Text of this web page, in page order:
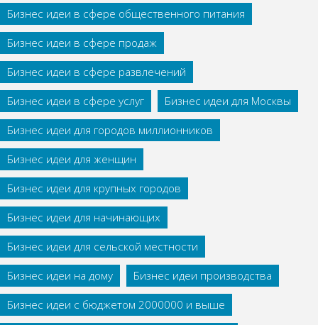
Бизнес идеи в сфере общественного питания
Бизнес идеи в сфере продаж
Бизнес идеи в сфере развлечений
Бизнес идеи в сфере услуг
Бизнес идеи для Москвы
Бизнес идеи для городов миллионников
Бизнес идеи для женщин
Бизнес идеи для крупных городов
Бизнес идеи для начинающих
Бизнес идеи для сельской местности
Бизнес идеи на дому
Бизнес идеи производства
Бизнес идеи с бюджетом 2000000 и выше